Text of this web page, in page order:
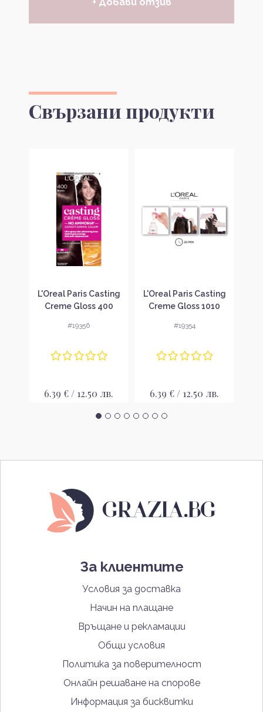
+ Добави отзив
Свързани продукти
L'Oreal Paris Casting
Creme Gloss 400
#19356
6.39 € / 12.50 лв.
L'Oreal Paris Casting
Creme Gloss 1010
за коса
#19354
6.39 € / 12.50 лв.
За клиентите
Условия за доставка
Начин на плащане
Връщане и рекламации
Общи условия
Политика за поверителност
Онлайн решаване на спорове
Информация за бисквитки